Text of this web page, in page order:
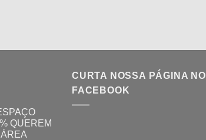
QUEREM
CURTA NOSSA PÁGINA NO
FACEBOOK